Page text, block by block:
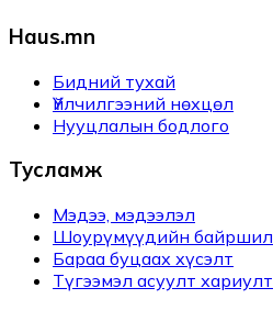
Haus.mn
Бидний тухай
Үйлчилгээний нөхцөл
Нууцлалын бодлого
Тусламж
Мэдээ, мэдээлэл
Шоурүмүүдийн байршил
Бараа буцаах хүсэлт
Түгээмэл асуулт хариулт